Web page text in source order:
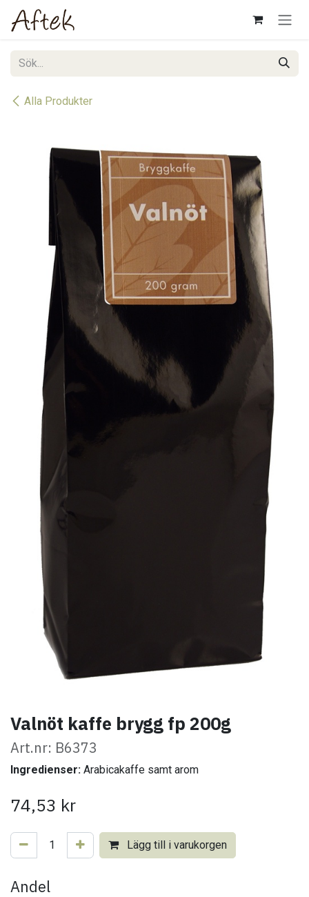
Hoppa till innehåll
Alla Produkter
Valnöt kaffe brygg fp 200g
Art.nr: B6373
Ingredienser: Arabicakaffe samt arom
74,53 kr
Lägg till i varukorgen
Andel